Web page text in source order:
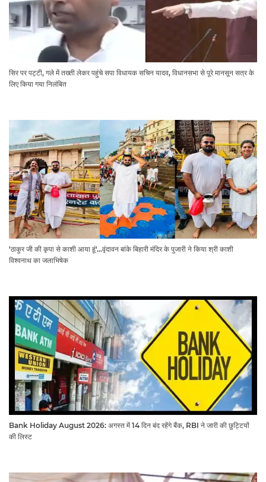
सिर पर पट्टी, गले में तख्ती लेकर पहुंचे सपा विधायक सचिन यादव, विधानसभा से पूरे मानसून सत्र के
लिए किया गया निलंबित
'ठाकुर जी की कृपा से काशी आया हूं'...वृंदावन बांके बिहारी मंदिर के पुजारी ने किया श्री काशी
विश्वनाथ का जलाभिषेक
Bank Holiday August 2026: अगस्त में 14 दिन बंद रहेंगे बैंक, RBI ने जारी की छुट्टियों
की लिस्ट​​​​​​​